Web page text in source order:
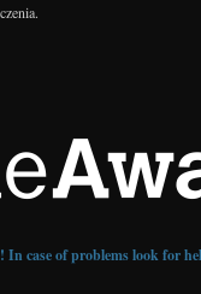
case of problems look for